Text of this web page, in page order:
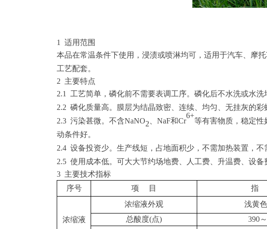
1 适用范围
本品在常温条件下使用，浸渍或喷淋均可，适用于汽车、摩
工艺配套。
2 主要特点
2.1
工艺简单，磷化前不需要表调工序。磷化后不水洗或水
2.2 磷化质量高。膜层为结晶致密、连续、均匀、无挂灰的彩
2.3 污染甚微。不含NaNO2 NaF和Cr
6+
等有害物质，稳定性
动条件好。
2.4 设备投资少。生产线短，占地面积少，不需加热装置，不
2.5 使用成本低。可大大节约场地费、人工费、升温费、设备
3 主要技术指标
序号
项 目 指
浓缩液
浓缩液外观
浅黄
总酸度(点)
390